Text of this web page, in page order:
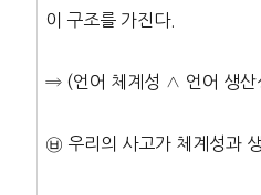
이 구조를 가진다.
⇒ (언어 체계성 ∧ 언어 생산
㉥ 우리의 사고가 체계성과